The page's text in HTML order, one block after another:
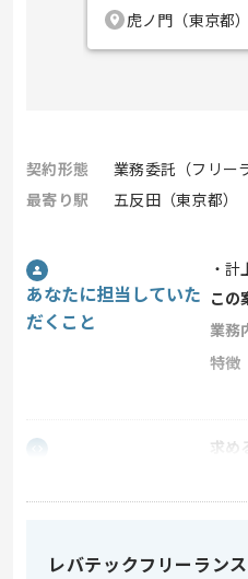
虎ノ門（東京都）
契約形態
業務委託（フリー
最寄り駅
五反田（東京都）
あなたに担当していた
だくこと
・
この
業務
特徴
求め
・要
・会
レバテックフリーラン